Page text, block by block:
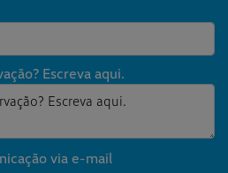
Escreva aqui.
via e-mail